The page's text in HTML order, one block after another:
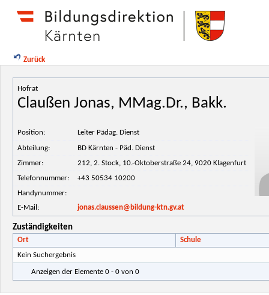
Zurück
Hofrat
Claußen Jonas, MMag.Dr., Bakk.
Position:
Leiter Pädag. Dienst
Abteilung:
BD Kärnten - Päd. Dienst
Zimmer:
212, 2. Stock, 10.-Oktoberstraße 24, 9020 Klagenfurt
Telefonnummer:
+43 50534 10200
Handynummer:
E-Mail:
jonas.claussen@bildung-ktn.gv.at
Zuständigkeiten
Ort
Schule
Kein Suchergebnis
Anzeigen der Elemente 0 - 0 von 0